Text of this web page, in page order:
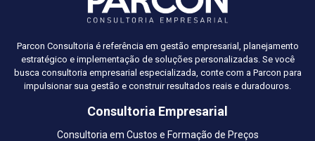
Parcon Consultoria é referência em gestão empresarial, planejamento
estratégico e implementação de soluções personalizadas. Se você
busca consultoria empresarial especializada, conte com a Parcon para
impulsionar sua gestão e construir resultados reais e duradouros.
Consultoria Empresarial
Consultoria em Custos e Formação de Preços